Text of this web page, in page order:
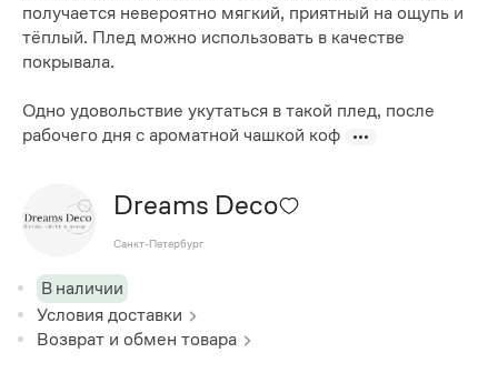
получается невероятно мягкий, приятный на ощупь и
тёплый. Плед можно использовать в качестве
покрывала.
Одно удовольствие укутаться в такой плед, после
рабочего дня с ароматной чашкой коф
Dreams Deco
Санкт-Петербург
В наличии
Условия доставки
Возврат и обмен товара